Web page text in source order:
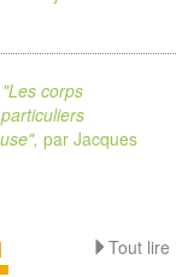
"Les corps
par Jacques
Tout lire